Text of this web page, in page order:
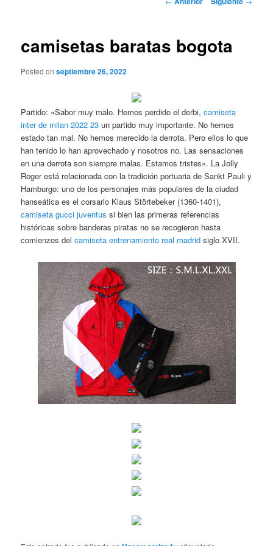
camisetas baratas bogota
Posted onseptiembre 26, 2022
Partido: «Sabor muy malo. Hemos perdido el derbi,camiseta
inter de milan 2022 23 un partido muy importante. No hemos
estado tan mal. No hemos merecido la derrota. Pero ellos lo que
han tenido lo han aprovechado y nosotros no. Las sensaciones
en una derrota son siempre malas. Estamos tristes». La Jolly
Roger está relacionada con la tradición portuaria de Sankt Pauli y
Hamburgo: uno de los personajes más populares de la ciudad
hanseática es el corsario Klaus Störtebeker (1360-1401),
camiseta gucci juventus si bien las primeras referencias
históricas sobre banderas piratas no se recogieron hasta
comienzos delcamiseta entrenamiento real madrid siglo XVII.